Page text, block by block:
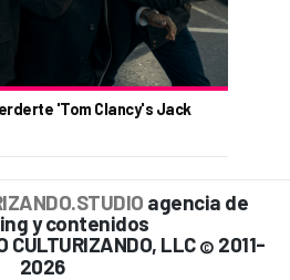
'Tom Clancy's Jack
agencia de
y contenidos
CULTURIZANDO, LLC © 2011-
2026